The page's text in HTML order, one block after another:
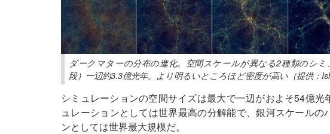
ダークマターの分布の進化。空間スケールが異なる2種類のシ
段）一辺約3.3億光年。より明るいところほど密度が高い（提供：
シミュレーションの空間サイズは最大で一辺がおよそ54億
ュレーションとしては世界最高の分解能で、銀河スケール
ンとしては世界最大規模だ。